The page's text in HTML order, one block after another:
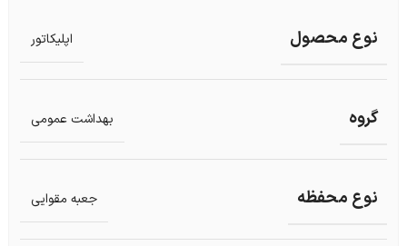
نوع محصول اپلیکاتور
گروه بهداشت عمومی
نوع محفظه جعبه مقوایی